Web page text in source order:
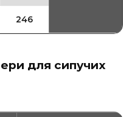
246
для сипучих